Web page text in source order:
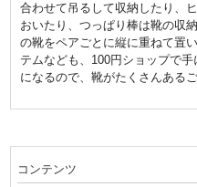
合わせて吊るして収納したり、
おいたり、つっぱり棒は靴の収
の靴をペアごとに縦に重ねて置
テムなども、100円ショップで
になるので、靴がたくさんある
コンテンツ